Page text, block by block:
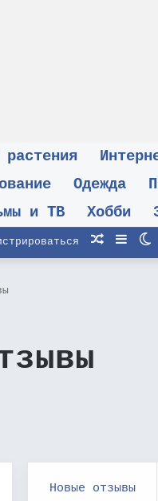
Одежда
и ТВ Хобби
Новые отзывы